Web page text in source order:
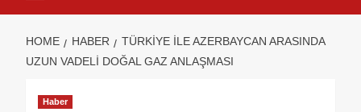
HOME HABER
TÜRKIYE ILE AZERBAYCAN ARASINDA
UZUN VADELI DOĞAL GAZ ANLAŞMASI
Haber